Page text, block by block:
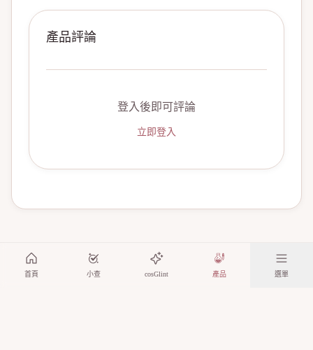
產品評論
登入後即可評論
立即登入
首頁 小查 cosGlint 產品 選單